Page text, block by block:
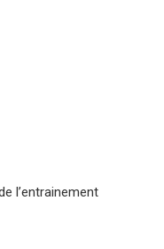
l’entrainement